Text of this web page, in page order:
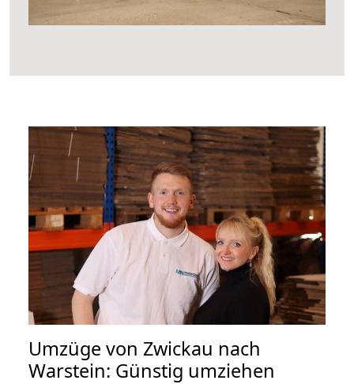
Umzüge von Zwickau nach
Warstein: Günstig umziehen